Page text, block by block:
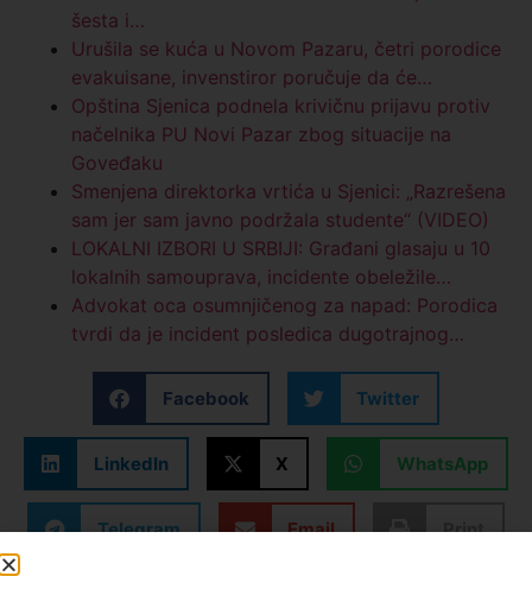
šesta i…
Urušila se kuća u Novom Pazaru, četri porodice
evakuisane, invenstiror poručuje da će…
Opština Sjenica podnela krivičnu prijavu protiv
načelnika PU Novi Pazar zbog situacije na
Goveđaku
Smenjena direktorka vrtića u Sjenici: „Razrešena
sam jer sam javno podržala studente“ (VIDEO)
LOKALNI IZBORI U SRBIJI: Građani glasaju u 10
lokalnih samouprava, incidente obeležile…
Advokat oca osumnjičenog za napad: Porodica
tvrdi da je incident posledica dugotrajnog…
Facebook Twitter
LinkedIn X WhatsApp
Telegram Email Print